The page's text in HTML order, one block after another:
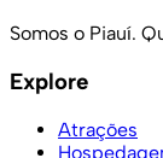
Somos o Piauí.
Explore
Atrações